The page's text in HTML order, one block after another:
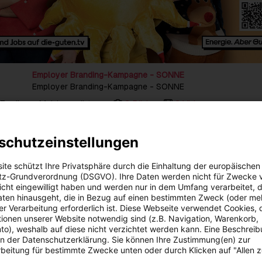
Employer Branding-Kampagne - SONNE
Employer Branding-Kampagne - SONNE
Zu dieser Meldung gibt es: 3 Bilder 3 Videos
die Sonne Kekse backt, der Wind zu schnell am Telefon abhebt
einberuft? Diese und weitere Fragen werden in der
Kampagne der Energie AG Oberösterreich aus dem Hause
Drei neue kurzweilige Online-Spots im Mockumentary-
Büroalltag mit Sonne, Wind und Wasser als Kolleg:innen der
viel Humor und Augenzwinkern.
wir gezielt unser Engagement für erneuerbare Energien vor
gleichzeitig auf die vielfältigen Jobmöglichkeiten bei uns in der
so Johannes Michael Blätterbinder, Geschäftsführer der
Gedreht wurden die neuen Spots bei der Market
schützt Ihre Privatsphäre durch die Einhaltung der europäischen
Grundverordnung (DSGVO). Ihre Daten werden nicht für Zwecke
eingewilligt haben und werden nur in dem Umfang verarbeitet,
hinausgeht, die in Bezug auf einen bestimmten Zweck (oder
Verarbeitung erforderlich ist. Diese Webseite verwendet Cookies,
unserer Website notwendig sind (z.B. Navigation, Warenkorb,
weshalb auf diese nicht verzichtet werden kann. Eine
der Datenschutzerklärung. Sie können Ihre Zustimmung(en) zur
für bestimmte Zwecke unten oder durch Klicken auf "Allen